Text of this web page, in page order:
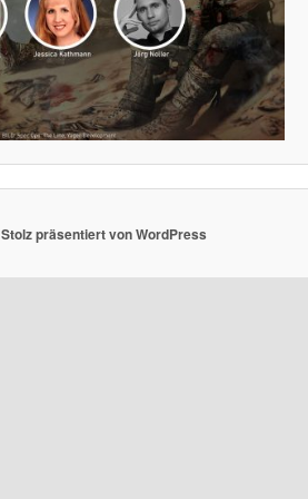
Stolz präsentiert von WordPress